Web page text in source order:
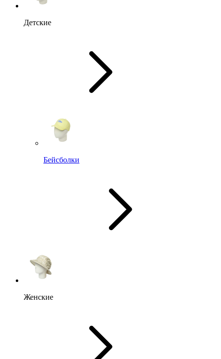
Детские
Бейсболки
Женские